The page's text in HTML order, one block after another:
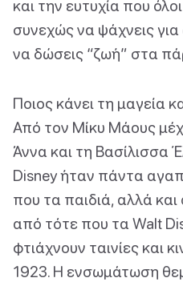
και την ευτυχία που
συνεχώς να ψάχνεις για
να δώσεις “ζωή” στα
Ποιος κάνει τη μαγεία
Από τον Μίκυ Μάους
Άννα και τη Βασίλισσα
Disney ήταν πάντα
που τα παιδιά, αλλά και
από τότε που τα Walt
φτιάχνουν ταινίες και
1923. Η ενσωμάτωση